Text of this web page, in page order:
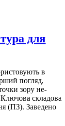
для
в
погляд,
зору не-
Ключова складова
(ПЗ). Заведено